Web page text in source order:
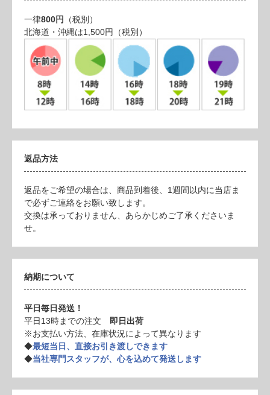
一律800円
（税別）
北海道・沖縄は1,500円（税別）
返品方法
返品をご希望の場合は、商品到着後、1週間以内に当店ま
で必ずご連絡をお願い致します。
交換は承っておりません、あらかじめご了承くださいま
せ。
納期について
平日毎日発送！
平日13時までの注文 即日出荷
※お支払い方法、在庫状況によって異なります
◆最短当日、直接お引き渡しできます
◆当社専門スタッフが、心を込めて発送します